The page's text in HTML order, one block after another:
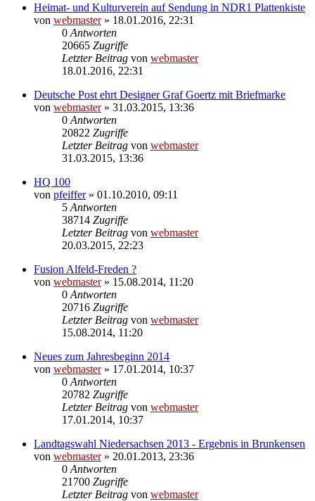
Heimat- und Kulturverein auf Sendung in NDR1 Plattenkiste
von webmaster» 18.01.2016, 22:31
0 Antworten
20665 Zugriffe
Letzter Beitrag von webmaster
18.01.2016, 22:31
Deutsche Post ehrt Designer Graf Goertz mit Briefmarke
von webmaster» 31.03.2015, 13:36
0 Antworten
20822 Zugriffe
Letzter Beitrag von webmaster
31.03.2015, 13:36
HQ 100
von pfeiffer» 01.10.2010, 09:11
5 Antworten
38714 Zugriffe
Letzter Beitrag von webmaster
20.03.2015, 22:23
Fusion Alfeld-Freden ?
von webmaster» 15.08.2014, 11:20
0 Antworten
20716 Zugriffe
Letzter Beitrag von webmaster
15.08.2014, 11:20
Neues zum Jahresbeginn 2014
von webmaster» 17.01.2014, 10:37
0 Antworten
20782 Zugriffe
Letzter Beitrag von webmaster
17.01.2014, 10:37
Landtagswahl Niedersachsen 2013 - Ergebnis in Brunkensen
von webmaster» 20.01.2013, 23:36
0 Antworten
21700 Zugriffe
Letzter Beitrag von webmaster